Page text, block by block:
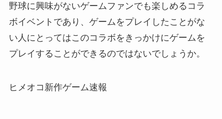
野球に興味がないゲームファンでも楽しめるコラ
ボイベントであり、ゲームをプレイしたことがな
い人にとってはこのコラボをきっかけにゲームを
プレイすることができるのではないでしょうか。
ヒメオコ新作ゲーム速報